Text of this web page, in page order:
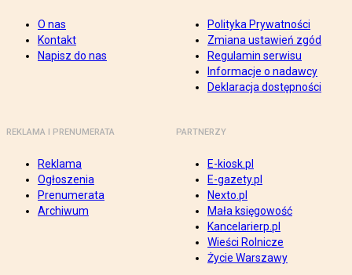
O nas
Kontakt
Napisz do nas
Polityka Prywatności
Zmiana ustawień zgód
Regulamin serwisu
Informacje o nadawcy
Deklaracja dostępności
REKLAMA I PRENUMERATA
Reklama
Ogłoszenia
Prenumerata
Archiwum
PARTNERZY
E-kiosk.pl
E-gazety.pl
Nexto.pl
Mała księgowość
Kancelarierp.pl
Wieści Rolnicze
Życie Warszawy